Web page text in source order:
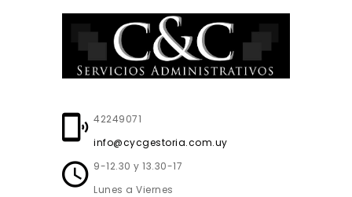
42249071
info@cycgestoria.com.uy
9-12.30 y 13.30-17
Lunes a Viernes